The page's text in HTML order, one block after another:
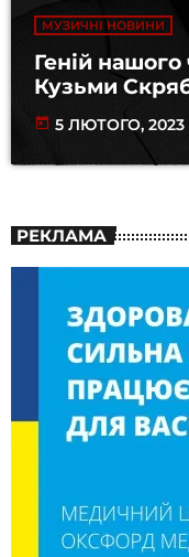
МУЗИЧНІ НОВИНИ
Геній
Кузьми
today 5 ЛЮТОГО, 2023
РЕКЛАМА